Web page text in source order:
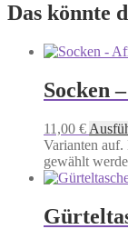
Das könnte
Socken
11,00 €
Varianten
gewählt